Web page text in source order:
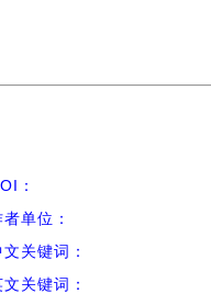
：
者单位：
文关键词：
文关键词：